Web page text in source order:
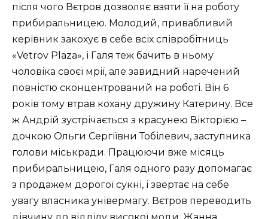
після чого Вєтров дозволяє взяти її на роботу
прибиральницею. Молодий, привабливий
керівник закохує в себе всіх співробітниць
«Vetrov Plaza», і Галя теж бачить в ньому
чоловіка своєї мрії, але завидний наречений
повністю сконцентрований на роботі. Він 6
років тому втрав кохану дружину Катерину. Все
ж Андрій зустрічається з красунею Вікторією –
дочкою Ольги Сергіївни Тобілевич, заступника
голови міськради. Працюючи вже місяць
прибиральницею, Галя одного разу допомагає
з продажем дорогої сукні, і звертає на себе
увагу власника універмагу. Вєтров переводить
дівчину до відділу високої моди. Жанна